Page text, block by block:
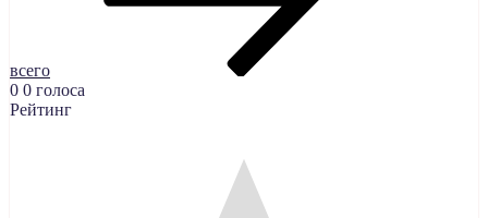
всего
0 0 голоса
Рейтинг